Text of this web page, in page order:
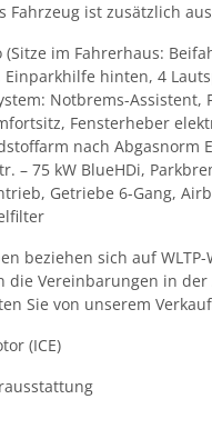
Fahrzeug ist zusätzlich
(Sitze im Fahrerhaus:
Einparkhilfe hinten, 4
Notbrems-
Fensterheber
nach Abgasnorm
– 75 kW BlueHDi,
Getriebe 6-Gang,
beziehen sich auf
Vereinbarungen in
Sie von unserem
(ICE)